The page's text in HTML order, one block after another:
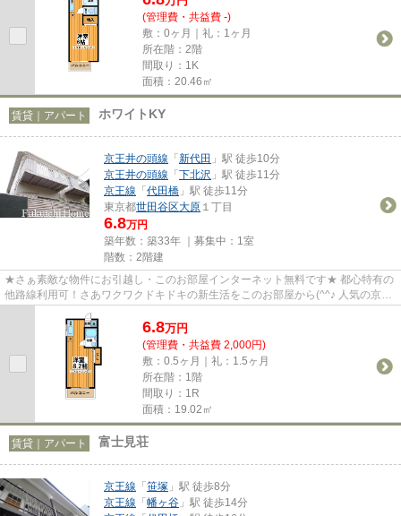
(管理費・共益費 -)
敷：0ヶ月｜礼：1ヶ月
所在階：2階
間取り：1K
面積：20.46㎡
賃貸｜アパート ホワイトKY
京王井の頭線 「新代田 」駅 徒歩10分
京王井の頭線 「下北沢 」駅 徒歩11分
京王線 「代田橋 」駅 徒歩11分
東京都世田谷区大原 １丁目
6.8万円
築年数：築33年 ｜募集中： 1室
階数：2階建
★さぁ素敵な物件にお引越し・このお部屋インターネット無料です★ 都心特有の
他路線利用可！さあワクワクドキドキの新生活をこのお部屋から(^^♪ 人気の京王
線南側エリア、下北沢駅も利...
6.8万円
(管理費・共益費 2,000円)
敷：0.5ヶ月｜礼：1.5ヶ月
所在階：1階
間取り：1R
面積：19.02㎡
賃貸｜アパート 富士見荘
京王線 「笹塚 」駅 徒歩8分
京王線 「幡ヶ谷 」駅 徒歩14分